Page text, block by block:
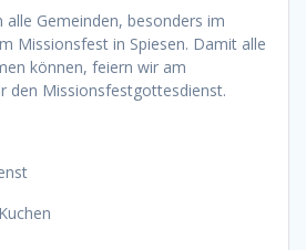
alle Gemeinden, besonders im
Missionsfest in Spiesen. Damit alle
können, feiern wir am
den Missionsfestgottesdienst.